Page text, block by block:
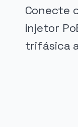
Conecte
injetor
trifásica